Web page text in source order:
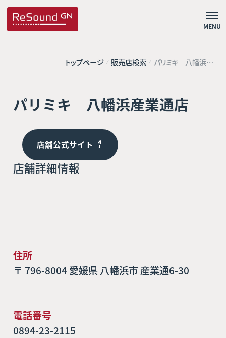
MENU
トップページ 販売店検索 パリミキ 八幡浜産
業通店
パリミキ 八幡浜産業通店
店舗公式サイト
店舗詳細情報
住所
〒 796-8004 愛媛県 八幡浜市 産業通6-30
電話番号
0894-23-2115